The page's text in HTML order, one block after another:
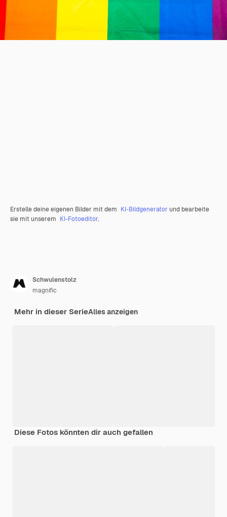
Erstelle deine eigenen Bilder mit dem KI-Bildgenerator und bearbeite
sie mit unserem KI-Fotoeditor.
Schwulenstolz
magnific
Mehr in dieser SerieAlles anzeigen
Diese Fotos könnten dir auch gefallen